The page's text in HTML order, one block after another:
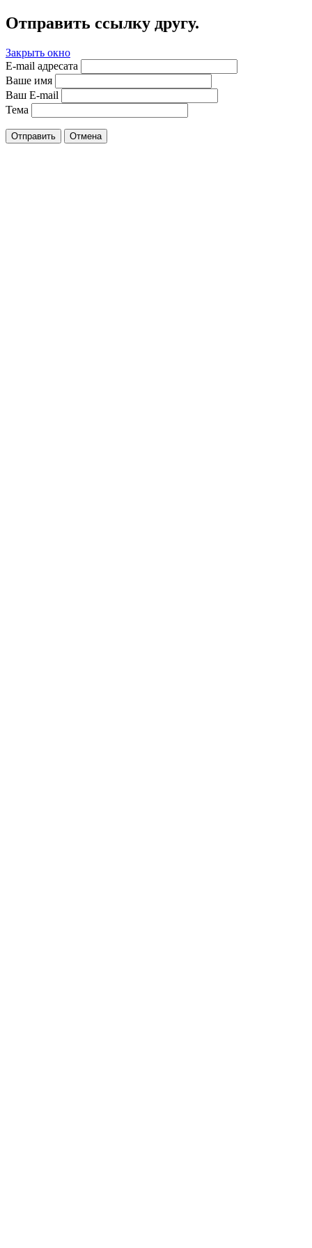
Отправить ссылку другу.
Закрыть окно
E-mail адресата
Ваше имя
Ваш E-mail
Тема
Отправить Отмена